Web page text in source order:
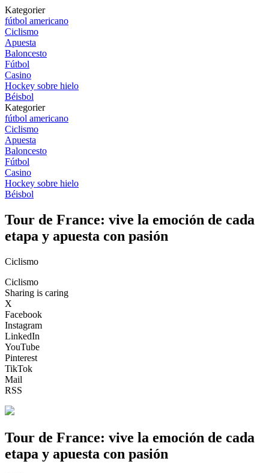
Kategorier
fútbol americano
Ciclismo
Apuesta
Baloncesto
Fútbol
Casino
Hockey sobre hielo
Béisbol
Kategorier
fútbol americano
Ciclismo
Apuesta
Baloncesto
Fútbol
Casino
Hockey sobre hielo
Béisbol
Tour de France: vive la emoción de cada
etapa y apuesta con pasión
Ciclismo
Ciclismo
Sharing is caring
X
Facebook
Instagram
LinkedIn
YouTube
Pinterest
TikTok
Mail
RSS
Tour de France: vive la emoción de cada
etapa y apuesta con pasión